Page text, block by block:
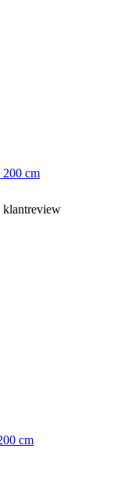
200 cm
klantreview
cm